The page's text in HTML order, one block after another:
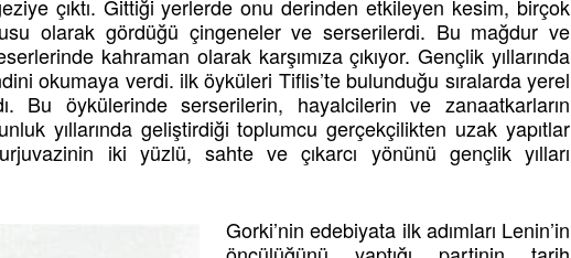
çıktı. Gittiği yerlerde onu derinden etkileyen kesim, birçok
olarak gördüğü çingeneler ve serserilerdi. Bu mağdur ve
kahraman olarak karşımıza çıkıyor. Gençlik yıllarında
okumaya verdi. ilk öyküleri Tiflis’te bulunduğu sıralarda yerel
Bu öykülerinde serserilerin, hayalcilerin ve zanaatkarların
yıllarında geliştirdiği toplumcu gerçekçilikten uzak yapıtlar
iki yüzlü, sahte ve çıkarcı yönünü gençlik yılları
Gorki’nin edebiyata ilk adımları Lenin’in